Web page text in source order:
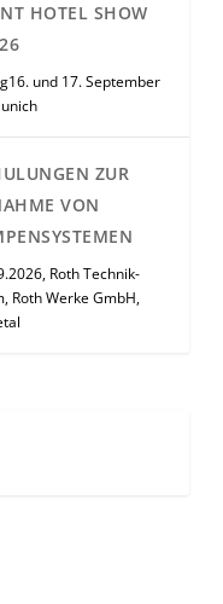
HOTEL SHOW
und 17. September
ZUR
VON
Roth Technik-
Roth Werke GmbH,